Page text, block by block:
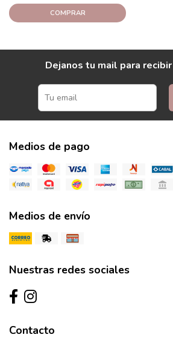
COMPRAR
Dejanos tu mail para
Medios de pago
Medios de envío
Nuestras redes sociales
Contacto